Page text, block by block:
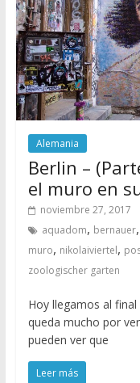
Alemania
Berlin –
el muro en
noviembre 27, 2017
aquadom, bernauer,
muro, nikolaiviertel,
zoologischer garten
Hoy llegamos al
queda mucho por
pueden ver que
Leer más